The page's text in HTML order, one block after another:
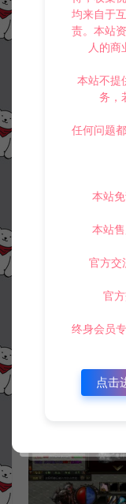
均来自于
责。本站
人的商
本站不提
务，
任何问题
本站免
本站售
官方
官
终身会员
点击